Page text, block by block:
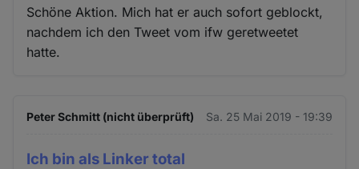
Schöne Aktion. Mich hat er auch sofort geblockt,
nachdem ich den Tweet vom ifw geretweetet
hatte.
Peter Schmitt (nicht überprüft) Sa. 25 Mai 2019 - 19:39
Ich bin als Linker total